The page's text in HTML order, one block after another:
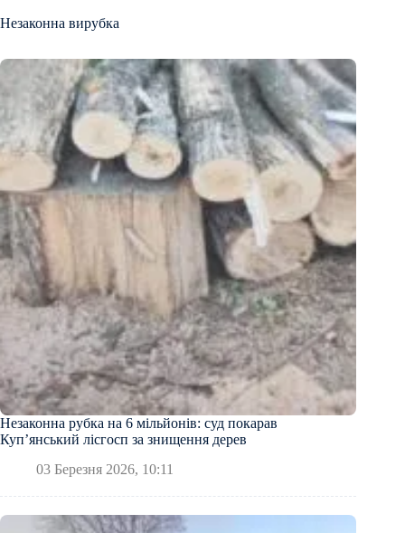
Незаконна вирубка
Незаконна рубка на 6 мільйонів: суд покарав
Куп’янський лісгосп за знищення дерев
03 Березня 2026, 10:11